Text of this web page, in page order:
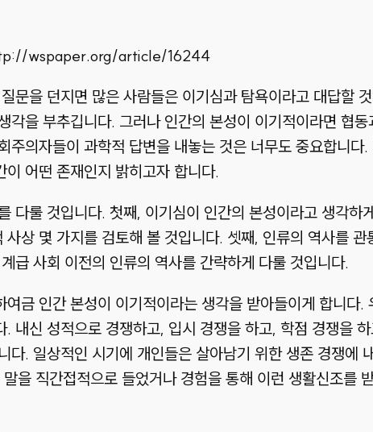
wspaper.org/article/16244
문을 던지면 많은 사람들은 이기심과 탐욕이라고 대답할
각을 부추깁니다. 그러나 인간의 본성이 이기적이라면 협
주의자들이 과학적 답변을 내놓는 것은 너무도 중요합니
어떤 존재인지 밝히고자 합니다.
다룰 것입니다. 첫째, 이기심이 인간의 본성이라고 생각
상 몇 가지를 검토해 볼 것입니다. 셋째, 인류의 역사를
급 사회 이전의 인류의 역사를 간략하게 다룰 것입니다.
금 인간 본성이 이기적이라는 생각을 받아들이게 합니다
내신 성적으로 경쟁하고, 입시 경쟁을 하고, 학점 경쟁을
다. 일상적인 시기에 개인들은 살아남기 위한 생존 경쟁에
을 직간접적으로 들었거나 경험을 통해 이런 생활신조를